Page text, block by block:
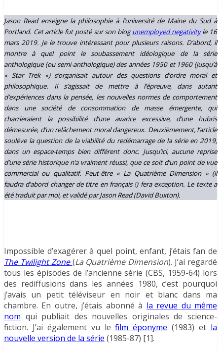
Jason Read enseigne la philosophie à l’université de Maine du Sud à
Portland. Cet article fut posté sur son blogunemployed negativityle 16
mars 2019. Je le trouve intéressant pour plusieurs raisons. D’abord, il
montre à quel point le soubassement idéologique de la série
anthologique (ou semi-anthologique) des années 1950 et 1960 (jusqu’à
« Star Trek ») s’organisait autour des questions d’ordre moral et
philosophique. Il s’agissait de mettre à l’épreuve, dans autant
d’expériences dans la pensée, les nouvelles normes de comportement
dans une société de consommation de masse émergente, qui
charrieraient la possibilité d’une avarice excessive, d’une hubris
démesurée, d’un relâchement moral dangereux. Deuxièmement, l’article
soulève la question de la viabilité du redémarrage de la série en 2019,
dans un espace-temps bien différent donc. Jusqu’ici, aucune reprise
d’une série historique n’a vraiment réussi, que ce soit d’un point de vue
commercial ou qualitatif. Peut-être « La Quatrième Dimension » (il
faudra d’abord changer de titre en français !) fera exception. Le texte a
été traduit par moi, et validé par Jason Read (David Buxton).
Impossible d’exagérer à quel point, enfant, j’étais fan de
The Twilight Zone (La Quatrième Dimension). J’ai regardé
tous les épisodes de l’ancienne série (CBS, 1959-64) lors
des rediffusions dans les années 1980, c’est pourquoi
j’avais un petit téléviseur en noir et blanc dans ma
chambre. En outre, j’étais abonné à la revue du même
nom qui publiait des nouvelles originales de science-
fiction. J’ai également vu lefilm éponyme (1983) et la
nouvelle version de la série (1985-87) [1].